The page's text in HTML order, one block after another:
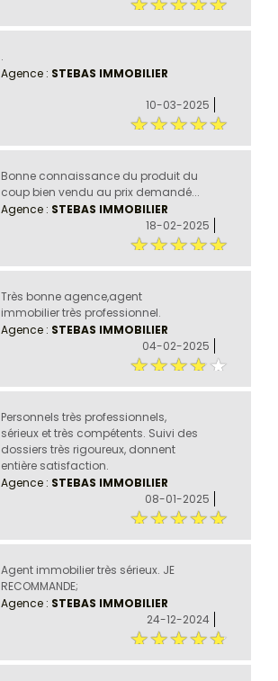
.
Agence : STEBAS IMMOBILIER
10-03-2025
Bonne connaissance du produit du
coup bien vendu au prix demandé...
Agence : STEBAS IMMOBILIER
18-02-2025
Très bonne agence,agent
immobilier très professionnel.
Agence : STEBAS IMMOBILIER
04-02-2025
Personnels très professionnels,
sérieux et très compétents. Suivi des
dossiers très rigoureux, donnent
entière satisfaction.
Agence : STEBAS IMMOBILIER
08-01-2025
Agent immobilier très sérieux. JE
RECOMMANDE;
Agence : STEBAS IMMOBILIER
24-12-2024